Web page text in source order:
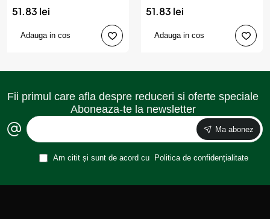
51.83 lei
Adauga in cos
51.83 lei
Adauga in cos
Fii primul care afla despre reduceri si oferte speciale
Aboneaza-te la newsletter
Ma abonez
Am citit și sunt de acord cu Politica de confidențialitate